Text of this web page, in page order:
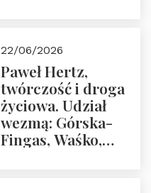
02.07.2026 r. godz.
18:00.
22/06/2026
Paweł Hertz,
twórczość i droga
życiowa. Udział
wezmą: Górska-
Fingas, Waśko,